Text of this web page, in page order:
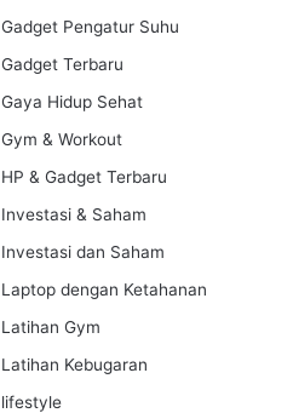
Gadget Pengatur Suhu
Gadget Terbaru
Gaya Hidup Sehat
Gym & Workout
HP & Gadget Terbaru
Investasi & Saham
Investasi dan Saham
Laptop dengan Ketahanan
Latihan Gym
Latihan Kebugaran
lifestyle